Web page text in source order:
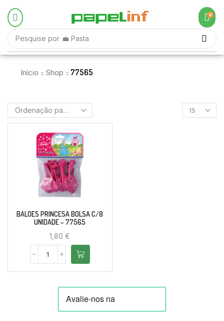
Pesquise por 💼 Pasta
0
Início Shop 77565
BALOES PRINCESA BOLSA C/8
UNIDADE – 77565
1,80€